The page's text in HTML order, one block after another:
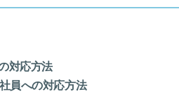
対応方法
員への対応方法